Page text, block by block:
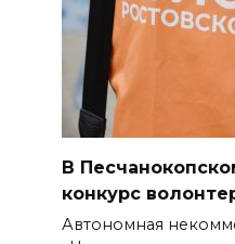
07 августа 2026
Судьба
в донской
07 августа 2026
В
конкурс
Автономная